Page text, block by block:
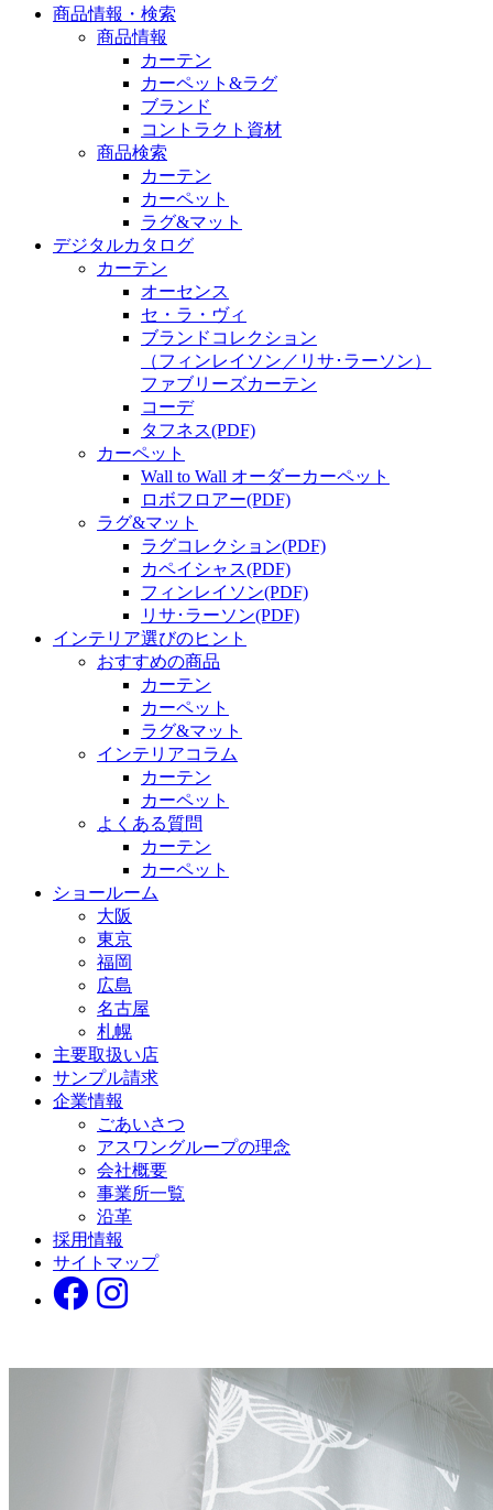
商品情報・検索
商品情報
カーテン
カーペット&ラグ
ブランド
コントラクト資材
商品検索
カーテン
カーペット
ラグ&マット
デジタルカタログ
カーテン
オーセンス
セ・ラ・ヴィ
ブランドコレクション
（フィンレイソン／リサ･ラーソン）
ファブリーズカーテン
コーデ
タフネス(PDF)
カーペット
Wall to Wall オーダーカーペット
ロボフロアー(PDF)
ラグ&マット
ラグコレクション(PDF)
カペイシャス(PDF)
フィンレイソン(PDF)
リサ･ラーソン(PDF)
インテリア選びのヒント
おすすめの商品
カーテン
カーペット
ラグ&マット
インテリアコラム
カーテン
カーペット
よくある質問
カーテン
カーペット
ショールーム
大阪
東京
福岡
広島
名古屋
札幌
主要取扱い店
サンプル請求
企業情報
ごあいさつ
アスワングループの理念
会社概要
事業所一覧
沿革
採用情報
サイトマップ